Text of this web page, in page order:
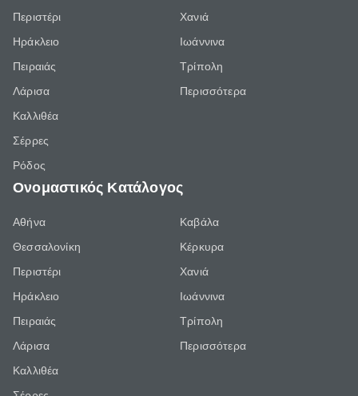
Περιστέρι
Ηράκλειο
Πειραιάς
Λάρισα
Καλλιθέα
Σέρρες
Ρόδος
Χανιά
Ιωάννινα
Τρίπολη
Περισσότερα
Ονομαστικός Κατάλογος
Αθήνα
Θεσσαλονίκη
Περιστέρι
Ηράκλειο
Πειραιάς
Λάρισα
Καλλιθέα
Καβάλα
Κέρκυρα
Χανιά
Ιωάννινα
Τρίπολη
Περισσότερα